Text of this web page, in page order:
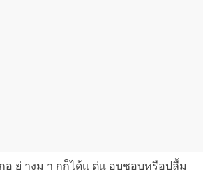
ย่ างม า กก็ได้เเ ต่เเ อบชอบหรือปลื้ม